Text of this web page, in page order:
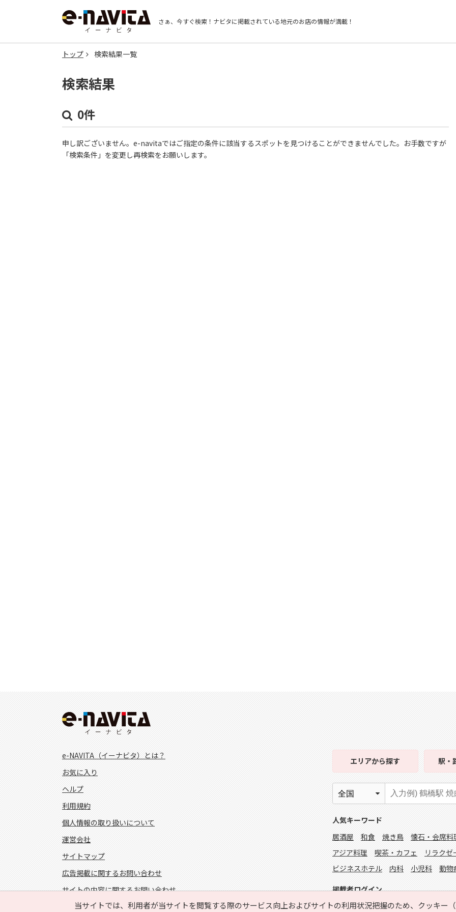
さぁ、今すぐ検索！ ナビタに掲載されている地元のお店の情報が満載！
トップ 検索結果一覧
検索結果
0件
申し訳ございません。e-navitaではご指定の条件に該当するスポットを見つけることができませんでした。お手数ですが
「検索条件」を変更し再検索をお願いします。
当サイトでは、利用者が当サイトを閲覧する際のサービス向上およびサイトの利用状況把握のため、クッキー
e-NAVITA（イーナビタ）とは？
お気に入り
ヘルプ
利用規約
個人情報の取り扱いについて
運営会社
サイトマップ
広告掲載に関するお問い合わせ
サイトの内容に関するお問い合わせ
エリアから探す 駅・
人気キーワード
居酒屋
和食 焼き鳥 懐石・会席料
アジア料理
喫茶・カフェ リラクゼ
ビジネスホテル
内科 小児科 動物
掲載者ログイン